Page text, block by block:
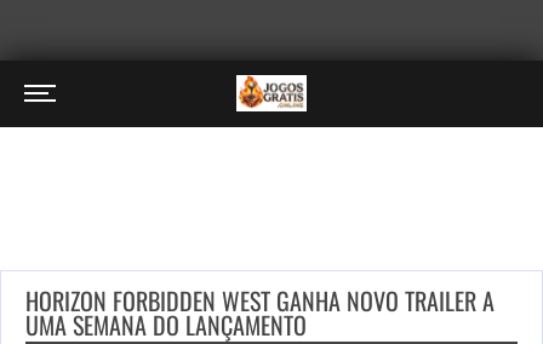
HORIZON FORBIDDEN WEST GANHA NOVO TRAILER A
UMA SEMANA DO LANÇAMENTO